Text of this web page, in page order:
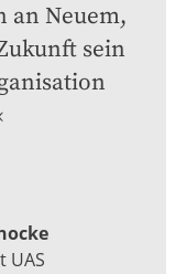
an Neuem,
sein
UAS